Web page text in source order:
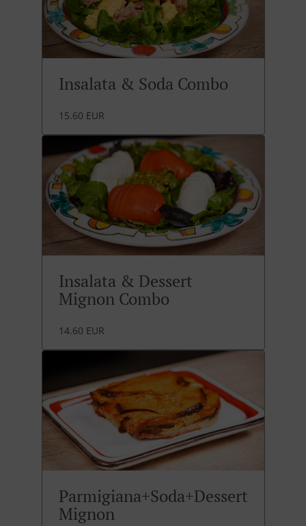
Insalata & Soda Combo
15.60 EUR
Insalata & Dessert
Mignon Combo
14.60 EUR
Parmigiana+Soda+Dessert
Mignon